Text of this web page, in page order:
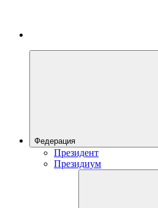
Федерация
Президент
Президиум